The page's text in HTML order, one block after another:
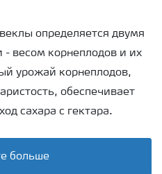
определяется двумя
весом корнеплодов и их
урожай корнеплодов,
обеспечивает
сахара с гектара.
больше